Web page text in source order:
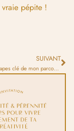
vraie pépite !
SUIVANT
#92 – Les 10 étapes clé de mon parcours dans l’illustration commerciale